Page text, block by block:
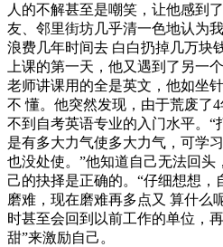
人的不解甚至是嘲笑，让他感到
友、邻里街坊几乎清一色地认为
浪费几年时间去 白白扔掉几万块
上课的第一天，他又遇到了另一
老师讲课用的全是英文，他如坐
不 懂。他突然发现，由于荒废了
不到自考英语专业的入门水平。“
是有多大力气使多大力气，可学
也没处使。”他知道自己无法回头
己的抉择是正确的。“仔细想想，
磨难，现在磨难再多点又 算什么
时甚至会回到以前工作的单位，
甜”来激励自己。